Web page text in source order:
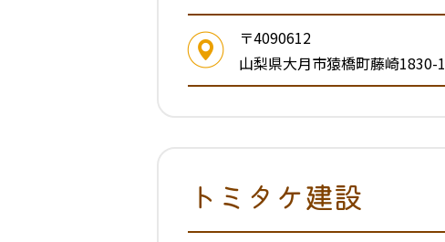
〒4090612
山梨県大月市猿橋町藤崎1830-1
トミタケ建設